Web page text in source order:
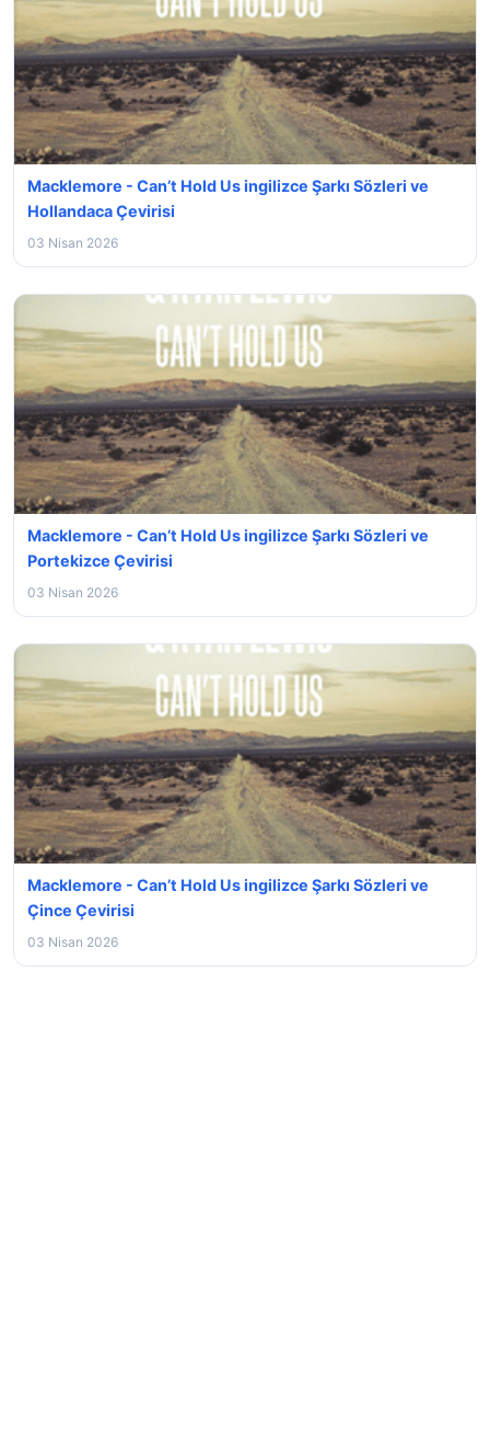
Macklemore - Can’t Hold Us ingilizce Şarkı Sözleri ve
Hollandaca Çevirisi
03 Nisan 2026
Macklemore - Can’t Hold Us ingilizce Şarkı Sözleri ve
Portekizce Çevirisi
03 Nisan 2026
Macklemore - Can’t Hold Us ingilizce Şarkı Sözleri ve
Çince Çevirisi
03 Nisan 2026